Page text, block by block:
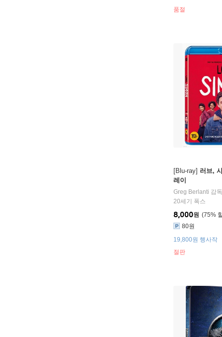
품절
[Blu-ray] 러브,
레이
Greg Berlanti 감
20세기 폭스
75%
8,000원
80원
절판
19,800원 행사작